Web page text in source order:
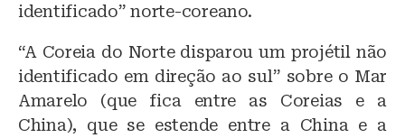
identificado” norte-coreano.
“A Coreia do Norte disparou um projétil não
identificado em direção ao sul” sobre o Mar
Amarelo (que fica entre as Coreias e a
China), que se estende entre a China e a